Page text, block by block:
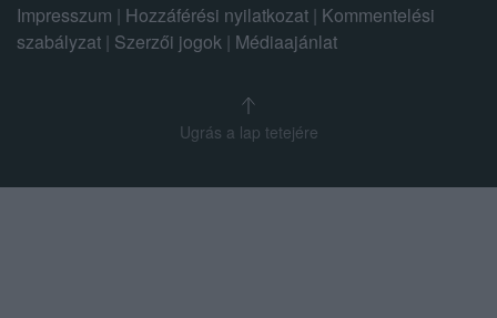
Impresszum | Hozzáférési nyilatkozat | Kommentelési
szabályzat | Szerzői jogok | Médiaajánlat
Ugrás a lap tetejére